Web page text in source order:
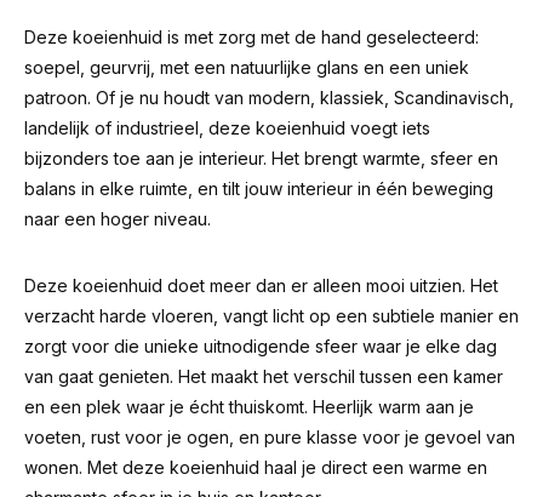
Deze koeienhuid is met zorg met de hand geselecteerd:
soepel, geurvrij, met een natuurlijke glans en een uniek
patroon. Of je nu houdt van modern, klassiek, Scandinavisch,
landelijk of industrieel, deze koeienhuid voegt iets
bijzonders toe aan je interieur. Het brengt warmte, sfeer en
balans in elke ruimte, en tilt jouw interieur in één beweging
naar een hoger niveau.
Deze koeienhuid doet meer dan er alleen mooi uitzien. Het
verzacht harde vloeren, vangt licht op een subtiele manier en
zorgt voor die unieke uitnodigende sfeer waar je elke dag
van gaat genieten. Het maakt het verschil tussen een kamer
en een plek waar je écht thuiskomt. Heerlijk warm aan je
voeten, rust voor je ogen, en pure klasse voor je gevoel van
wonen. Met deze koeienhuid haal je direct een warme en